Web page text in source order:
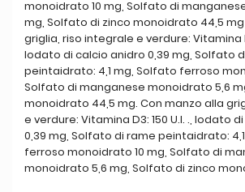
monoidrato 10 mg, Solfato di
mg, Solfato di zinco monoidrato 44,5
griglia, riso integrale e verdure: Vitamina
Iodato di calcio anidro 0,39 mg, Solfato
peintaidrato: 4,1 mg, Solfato ferroso
Solfato di manganese monoidrato 5,6
monoidrato 44,5 mg. Con manzo alla
e verdure: Vitamina D3: 150 U.I. ., Iodato
0,39 mg, Solfato di rame peintaidrato:
ferroso monoidrato 10 mg, Solfato di
monoidrato 5,6 mg, Solfato di zinco